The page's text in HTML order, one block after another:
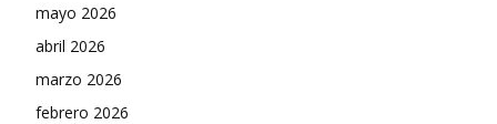
mayo 2026
abril 2026
marzo 2026
febrero 2026